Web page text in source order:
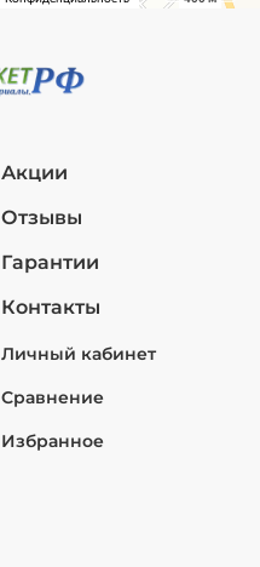
Акции
Отзывы
Гарантии
Контакты
Личный кабинет
Сравнение
Избранное